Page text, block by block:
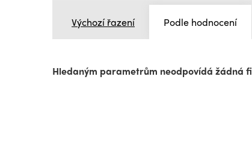
Výchozí řazení Podle hodnocení
Hledaným parametrům neodpovídá žádná